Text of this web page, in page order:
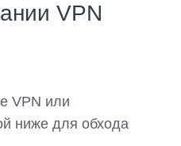
VPN
VPN или
ниже для обхода